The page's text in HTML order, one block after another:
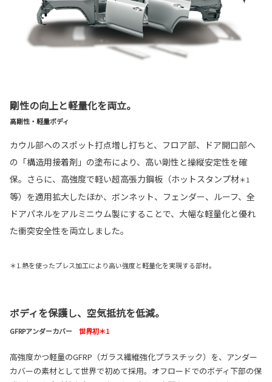
剛性の向上と軽量化を両立。
高剛性・軽量ボディ
カウル部へのスポット打点増し打ちと、フロア部、ドア開口部へ
の「構造用接着剤」の塗布により、高い剛性と操縦安定性を確
保。さらに、高強度で軽い超高張力鋼板（ホットスタンプ材＊1
等）を適用拡大したほか、ボンネット、フェンダー、ルーフ、全
ドアパネルをアルミニウム製にすることで、大幅な軽量化と優れ
た衝突安全性を両立しました。
＊1.熱を使ったプレス加工により高い強度と軽量化を実現する部材。
ボディを保護し、空気抵抗を低減。
GFRPアンダーカバー 世界初＊1
高強度かつ軽量のGFRP（ガラス繊維強化プラスチック）を、アンダー
カバーの素材として世界で初めて採用。オフロードでのボディ下部の保